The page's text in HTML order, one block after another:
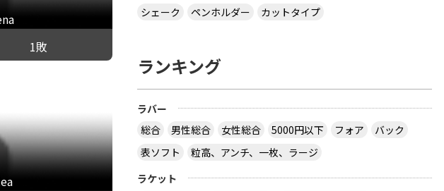
1敗
シェーク
ペンホルダー カットタイプ
ランキング
ラバー
総合
男性総合 女性総合 5000円以下 フォア
バック
表ソフト
粒高、アンチ、一枚、ラージ
ラケット